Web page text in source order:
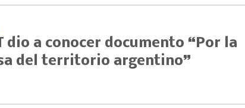
dio a conocer documento “Por la
del territorio argentino”